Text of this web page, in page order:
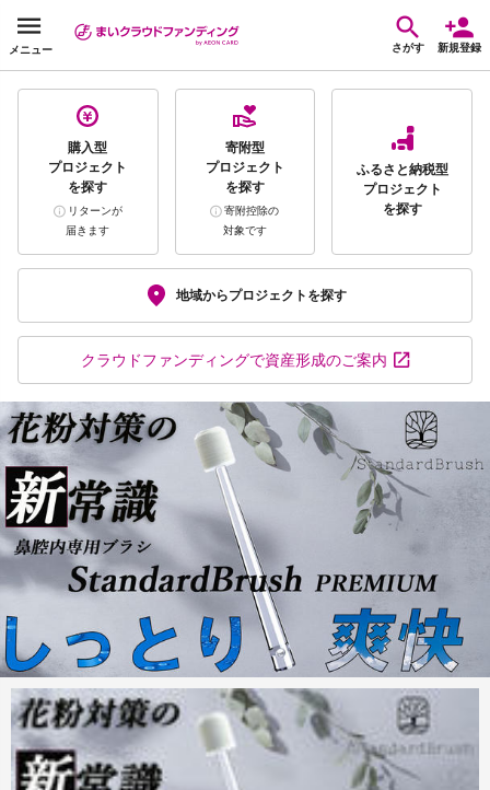
メニュー さがす 新規登録
購入型
プロジェクト
を探す
リターンが
届きます
寄附型
プロジェクト
を探す
寄附控除の
対象です
ふるさと納税型
プロジェクト
を探す
地域からプロジェクトを探す
クラウドファンディングで資産形成のご案内